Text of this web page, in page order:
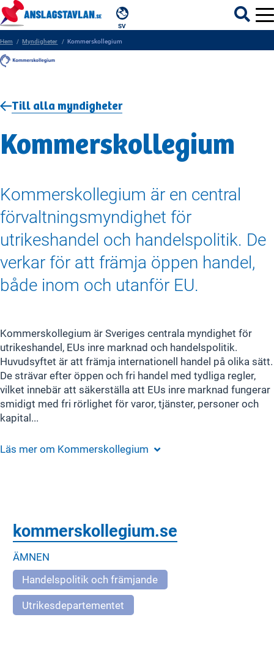
SV
MYNDIGHETER
REGIONER
KOMMUNER
Hem Myndigheter Kommerskollegium
Till alla myndigheter
Kommerskollegium
Kommerskollegium är en central
förvaltningsmyndighet för
utrikeshandel och handelspolitik. De
verkar för att främja öppen handel,
både inom och utanför EU.
Kommerskollegium är Sveriges centrala myndighet för
utrikeshandel, EUs inre marknad och handelspolitik.
Huvudsyftet är att främja internationell handel på olika sätt.
De strävar efter öppen och fri handel med tydliga regler,
vilket innebär att säkerställa att EUs inre marknad fungerar
smidigt med fri rörlighet för varor, tjänster, personer och
kapital...
Läs mer om Kommerskollegium
kommerskollegium.se
ÄMNEN
Handelspolitik och främjande
Utrikes­­departementet